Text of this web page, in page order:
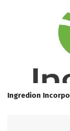
Ingredion